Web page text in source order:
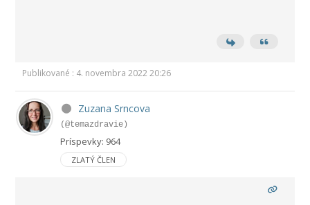
Publikované : 4. novembra 2022 20:26
Zuzana Srncova
(@temazdravie)
Príspevky: 964
ZLATÝ ČLEN